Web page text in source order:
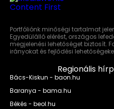
Portfóliónk minőségi tartalmat
Egyedülálló elérést, országos
megjelenési lehetőséget biztosít.
irányokat és fejlődési
Regionális
Bács-Kiskun - baon.hu
Baranya - bama.hu
Békés - beol.hu